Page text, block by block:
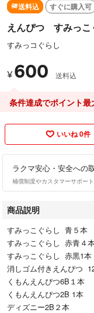
送料込 すぐに購入可
えんぴつ すみっこ
すみっコぐらし
¥ 600 送料込
条件達成でポイント最
いいね 0件
ラクマ安心・安全への
補償制度やカスタマーサポー
商品説明
すみっこぐらし 青５本
すみっこぐらし 赤青４
すみっこぐらし 赤黒1本
消しゴム付きえんぴつ
くもんえんぴつ6B１本
くもんえんぴつ2B 1本
ディズニー2B２本